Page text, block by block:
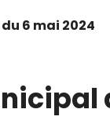
6 mai 2024